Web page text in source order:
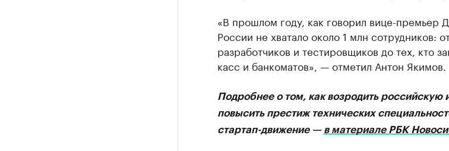
«В прошлом году, как говорил вице-
России не хватало около 1 млн сотрудников:
разработчиков и тестировщиков до тех, кто
касс и банкоматов», — отметил Антон Якимов.
Подробнее о том, как возродить
повысить престиж технических
стартап-движение — в материале РБК